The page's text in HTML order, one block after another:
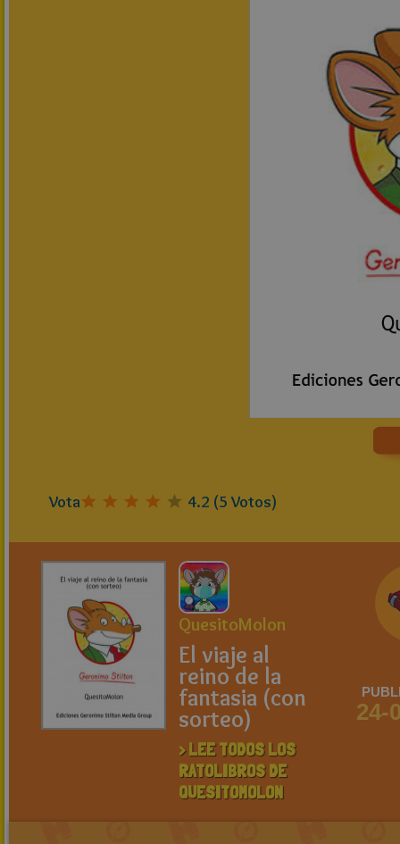
Vota 4.2 (5Votos)
QuesitoMolon
El viaje al
reino de la
fantasia (con
sorteo)
> LEE TODOS LOS
RATOLIBROS DE
QUESITOMOLON
24-